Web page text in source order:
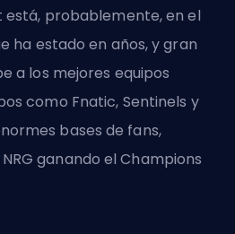
está, probablemente, en el
ha estado en años, y gran
a los mejores equipos
como Fnatic, Sentinels y
bases de fans,
ganando elChampions